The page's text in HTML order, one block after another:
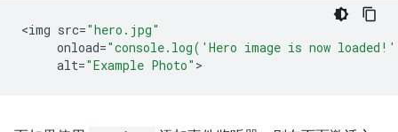
<img src="hero.jpg"
onload="console.log('Hero image is now
alt="Example Photo"